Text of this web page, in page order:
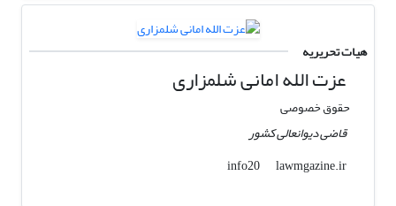
هیات تحریریه
عزت الله امانی شلمزاری
حقوق خصوصی
قاضی دیوانعالی کشور
info20
lawmgazine.ir